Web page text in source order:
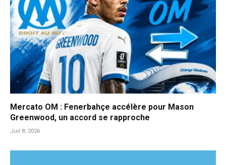
Mercato OM : Fenerbahçe accélère pour Mason
Greenwood, un accord se rapproche
Juil 8, 2026